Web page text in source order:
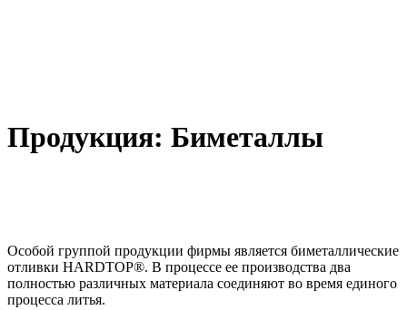
Продукция: Биметаллы
Особой группой продукции фирмы является биметаллические
отливки HARDTOP®. В процессе ее производства два
полностью различных материала соединяют во время единого
процесса литья.